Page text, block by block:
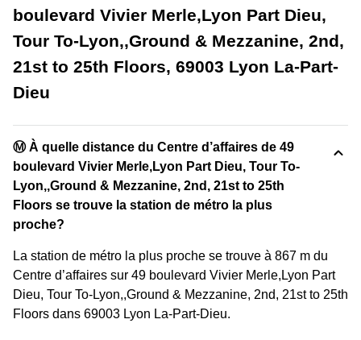
boulevard Vivier Merle,Lyon Part Dieu,
Tour To-Lyon,,Ground & Mezzanine, 2nd,
21st to 25th Floors, 69003 Lyon La-Part-
Dieu
Ⓜ️ À quelle distance du Centre d’affaires de 49
boulevard Vivier Merle,Lyon Part Dieu, Tour To-
Lyon,,Ground & Mezzanine, 2nd, 21st to 25th
Floors se trouve la station de métro la plus
proche?
La station de métro la plus proche se trouve à 867 m du
Centre d’affaires sur 49 boulevard Vivier Merle,Lyon Part
Dieu, Tour To-Lyon,,Ground & Mezzanine, 2nd, 21st to 25th
Floors dans 69003 Lyon La-Part-Dieu.